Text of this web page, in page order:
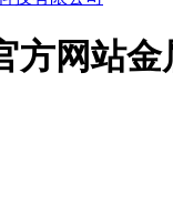
方网站金